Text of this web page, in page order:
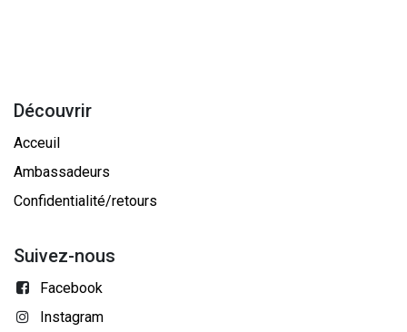
Découvrir
Acceuil
Ambassadeurs
Confidentialité/retours
Suivez-nous
Facebook
Instagram